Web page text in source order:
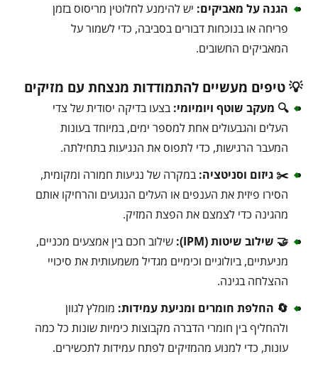
הגנה על מאביקים: יש להימנע לחלוטין מריסוס בזמן
פריחה או בנוכחות דבורים בסביבה, כדי לשמור על
המאביקים החשובים.
💡 טיפים מעשיים להתמודדות מנצחת עם מזיקים
🔍 מעקב שוטף ויומיומי: בצעו בדיקה יסודית של צדי
העלים והגבעולים אחת למספר ימים, במיוחד בעונות
המעבר הרגישות, כדי לתפוס את הנגיעות בתחילתה.
✂️ גיזום וסניטציה: במקרה של נגיעות חמורה ומקומית,
הסירו פיזית את הענפים או העלים הנגועים והרחיקו אותם
מהגינה כדי לצמצם את הפצת המזיק.
🤝 שילוב שיטות (IPM):
שילוב חכם בין אמצעים מכניים,
מניעתיים, ביולוגיים וכימיים מגדיל משמעותית את סיכויי
ההצלחה בגינה.
🔄 החלפת חומרים ומניעת עמידות: מומלץ לגוון
ולהחליף בין חומרי הדברה מקבוצות כימיות שונות כל כמה
עונות, כדי למנוע מהמזיקים לפתח עמידות לתכשירים.